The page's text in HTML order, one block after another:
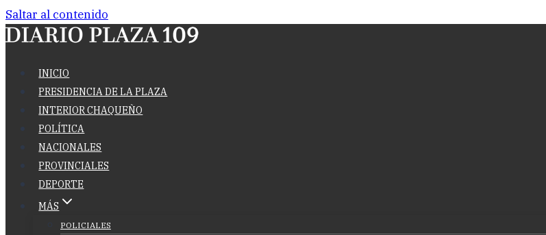
Saltar al contenido
INICIO
PRESIDENCIA DE LA PLAZA
INTERIOR CHAQUEÑO
POLÍTICA
NACIONALES
PROVINCIALES
DEPORTE
MÁS
POLICIALES